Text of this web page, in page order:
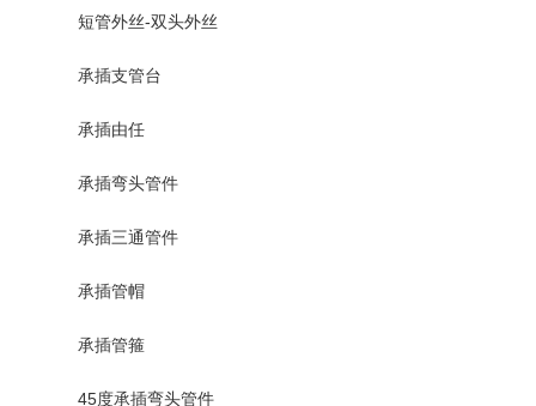
短管外丝-双头外丝
承插支管台
承插由任
承插弯头管件
承插三通管件
承插管帽
承插管箍
45度承插弯头管件